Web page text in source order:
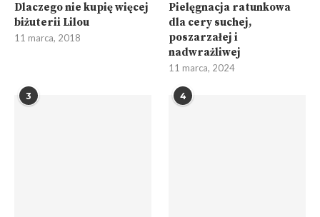
Dlaczego nie kupię więcej
biżuterii Lilou
11 marca, 2018
Pielęgnacja ratunkowa
dla cery suchej,
poszarzałej i
nadwrażliwej
11 marca, 2024
3 4